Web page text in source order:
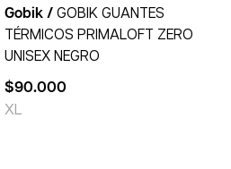
Gobik / GOBIK GUANTES
TÉRMICOS PRIMALOFT ZERO
UNISEX NEGRO
$90.000
XL